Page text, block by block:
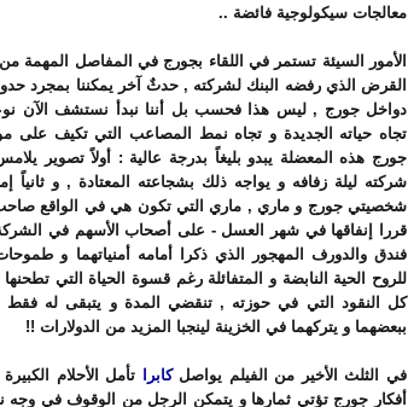
معالجات سيكولوجية فائضة ..
الأمور السيئة تستمر في اللقاء بجورج في المفاصل المهمة
القرض الذي رفضه البنك لشركته , حدثٌ آخر يمكننا بمجرد
دواخل جورج , ليس هذا فحسب بل أننا نبدأ نستشف الآن
تجاه حياته الجديدة و تجاه نمط المصاعب التي تكيف على
جورج هذه المعضلة يبدو بليغاً بدرجة عالية : أولاً تصوير
شركته ليلة زفافه و يواجه ذلك بشجاعته المعتادة , و ثانياً
شخصيتي جورج و ماري , ماري التي تكون هي في الواقع صاحب
قررا إنفاقها في شهر العسل - على أصحاب الأسهم في
فندق والدورف المهجور الذي ذكرا أمامه أمنياتهما و
للروح الحية النابضة و المتفائلة رغم قسوة الحياة التي
كل النقود التي في حوزته , تنقضي المدة و يتبقى له فقط
ببعضهما و يتركهما في الخزينة لينجبا المزيد من الدولارات !!
في الثلث الأخير من الفيلم يواصلكابرا
تأمل الأحلام
أفكار جورج تؤتي ثمارها و يتمكن الرجل من الوقوف في وجه